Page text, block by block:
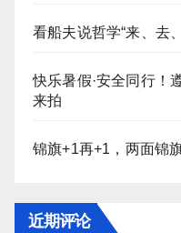
看船夫说哲学“来、去
快乐暑假·安全同行！
来拍
锦旗+1再+1，两面锦
近期评论